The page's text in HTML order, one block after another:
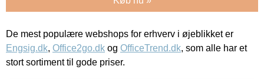
De mest populære webshops for erhverv i øjeblikket er
Engsig.dk, Office2go.dk og OfficeTrend.dk, som alle har et
stort sortiment til gode priser.